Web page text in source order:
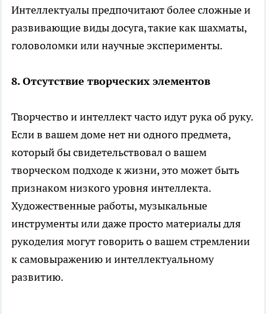
Интеллектуалы предпочитают более сложные и
развивающие виды досуга, такие как шахматы,
головоломки или научные эксперименты.
8. Отсутствие творческих элементов
Творчество и интеллект часто идут рука об руку.
Если в вашем доме нет ни одного предмета,
который бы свидетельствовал о вашем
творческом подходе к жизни, это может быть
признаком низкого уровня интеллекта.
Художественные работы, музыкальные
инструменты или даже просто материалы для
рукоделия могут говорить о вашем стремлении
к самовыражению и интеллектуальному
развитию.